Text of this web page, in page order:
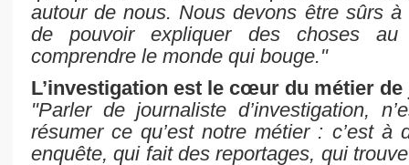
autour de nous. Nous devons être sûrs
de pouvoir expliquer des choses
comprendre le monde qui bouge."
L’investigation est le cœur du métier
"Parler de journaliste d’investigation,
résumer ce qu’est notre métier : c’est à
enquête, qui fait des reportages, qui